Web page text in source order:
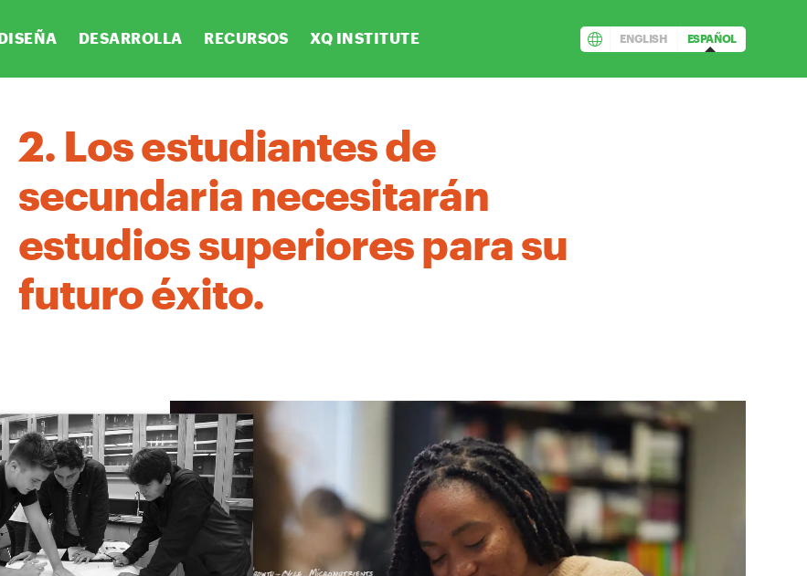
DISEÑA DESARROLLA RECURSOS XQ INSTITUTE ENGLISH ESPAÑOL
2. Los estudiantes de
secundaria necesitarán
estudios superiores para su
futuro éxito.